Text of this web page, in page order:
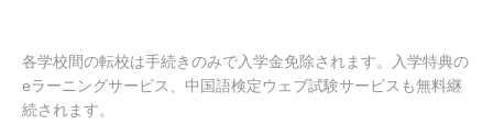
各学校間の転校は手続きのみで入学金免除されます。入学特典の
eラーニングサービス、中国語検定ウェブ試験サービスも無料継
続されます。